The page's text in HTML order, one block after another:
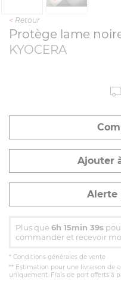
< Retour
Protège lame
KYOCERA
Ajouter
Alerte
Plus que 6h 15min 38s
commander et recevoir
* Conditions générales de vente
** Estimation pour une livraison de
uniquement. Frais de port offerts à